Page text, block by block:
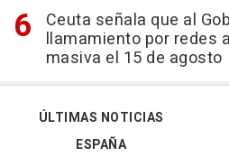
Ceuta señala que al
llamamiento por redes
masiva el 15 de agosto
ÚLTIMAS NOTICIAS
ESPAÑA